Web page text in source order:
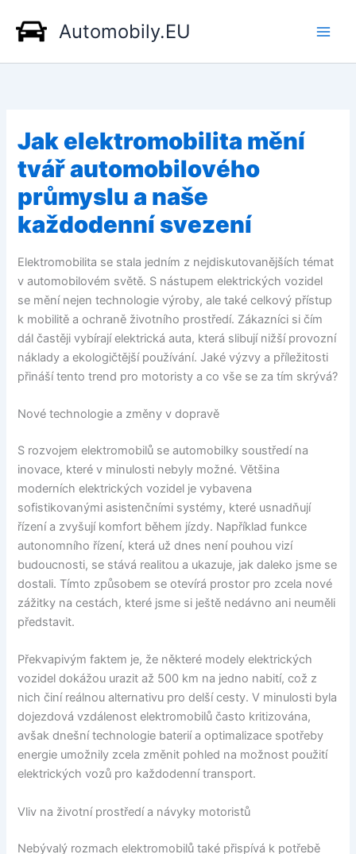
obsah
Automobily.EU
Jak elektromobilita mění
tvář automobilového
průmyslu a naše
každodenní svezení
Elektromobilita se stala jedním z nejdiskutovanějších témat
v automobilovém světě. S nástupem elektrických vozidel
se mění nejen technologie výroby, ale také celkový přístup
k mobilitě a ochraně životního prostředí. Zákazníci si čím
dál častěji vybírají elektrická auta, která slibují nižší provozní
náklady a ekologičtější používání. Jaké výzvy a příležitosti
přináší tento trend pro motoristy a co vše se za tím skrývá?
Nové technologie a změny v dopravě
S rozvojem elektromobilů se automobilky soustředí na
inovace, které v minulosti nebyly možné. Většina
moderních elektrických vozidel je vybavena
sofistikovanými asistenčními systémy, které usnadňují
řízení a zvyšují komfort během jízdy. Například funkce
autonomního řízení, která už dnes není pouhou vizí
budoucnosti, se stává realitou a ukazuje, jak daleko jsme se
dostali. Tímto způsobem se otevírá prostor pro zcela nové
zážitky na cestách, které jsme si ještě nedávno ani neuměli
představit.
Překvapivým faktem je, že některé modely elektrických
vozidel dokážou urazit až 500 km na jedno nabití, což z
nich činí reálnou alternativu pro delší cesty. V minulosti byla
dojezdová vzdálenost elektromobilů často kritizována,
avšak dnešní technologie baterií a optimalizace spotřeby
energie umožnily zcela změnit pohled na možnost použití
elektrických vozů pro každodenní transport.
Vliv na životní prostředí a návyky motoristů
Nebývalý rozmach elektromobilů také přispívá k potřebě